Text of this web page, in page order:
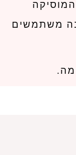
משתמשים